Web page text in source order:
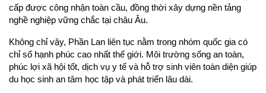
cấp được công nhận toàn cầu, đồng thời xây dựng nền tảng
nghề nghiệp vững chắc tại châu Âu.
Không chỉ vậy, Phần Lan liên tục nằm trong nhóm quốc gia có
chỉ số hạnh phúc cao nhất thế giới. Môi trường sống an toàn,
phúc lợi xã hội tốt, dịch vụ y tế và hỗ trợ sinh viên toàn diện giúp
du học sinh an tâm học tập và phát triển lâu dài.